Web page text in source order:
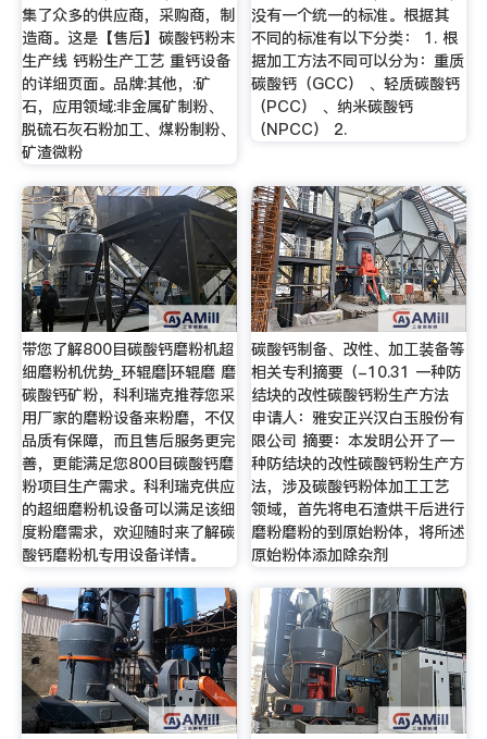
集了众多的供应商，采购商，制
造商。这是【售后】碳酸钙粉末
生产线 钙粉生产工艺 重钙设备
的详细页面。品牌:其他，:矿
石，应用领域:非金属矿制粉、
脱硫石灰石粉加工、煤粉制粉、
矿渣微粉
没有一个统一的标准。根据其
不同的标准有以下分类： 1. 根
据加工方法不同可以分为：重质
碳酸钙（GCC） 、轻质碳酸钙
（PCC） 、纳米碳酸钙
（NPCC） 2.
带您了解800目碳酸钙磨粉机超
细磨粉机优势_环辊磨|环辊磨 磨
碳酸钙矿粉，科利瑞克推荐您采
用厂家的磨粉设备来粉磨，不仅
品质有保障，而且售后服务更完
善，更能满足您800目碳酸钙磨
粉项目生产需求。科利瑞克供应
的超细磨粉机设备可以满足该细
度粉磨需求，欢迎随时来了解碳
酸钙磨粉机专用设备详情。
碳酸钙制备、改性、加工装备等
相关专利摘要（-10.31 一种防
结块的改性碳酸钙粉生产方法
申请人：雅安正兴汉白玉股份有
限公司 摘要：本发明公开了一
种防结块的改性碳酸钙粉生产方
法，涉及碳酸钙粉体加工工艺
领域，首先将电石渣烘干后进行
磨粉磨粉的到原始粉体，将所述
原始粉体添加除杂剂